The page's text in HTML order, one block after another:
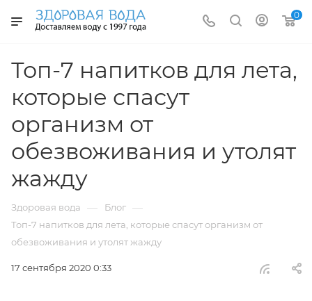
0
Топ-7 напитков для лета,
которые спасут
организм от
обезвоживания и утолят
жажду
Здоровая вода — Блог —
Топ-7 напитков для лета, которые спасут организм от
обезвоживания и утолят жажду
17 сентября 2020 0:33